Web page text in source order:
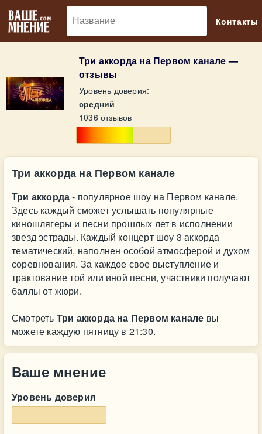
Контакты
Три аккорда на Первом канале —
отзывы
Уровень доверия:
средний
1036 отзывов
Три аккорда на Первом канале
Три аккорда- популярное шоу на Первом канале.
Здесь каждый сможет услышать популярные
киношлягеры и песни прошлых лет в исполнении
звезд эстрады. Каждый концерт шоу 3 аккорда
тематический, наполнен особой атмосферой и духом
соревнования. За каждое свое выступление и
трактование той или иной песни, участники получают
баллы от жюри.
Смотреть Три аккорда на Первом канале вы
можете каждую пятницу в 21:30.
Ваше мнение
Уровень доверия